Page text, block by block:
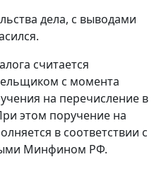
дела, с выводами
считается
с момента
на перечисление в
этом поручение на
в соответствии с
Минфином РФ.